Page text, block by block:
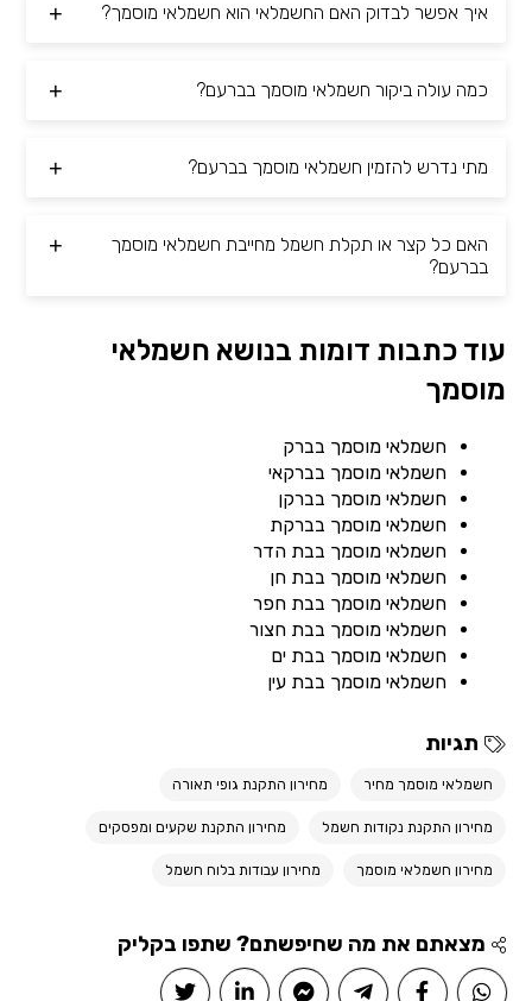
איך אפשר לבדוק האם החשמלאי הוא חשמלאי מוסמך?
כמה עולה ביקור חשמלאי מוסמך בברעם?
מתי נדרש להזמין חשמלאי מוסמך בברעם?
האם כל קצר או תקלת חשמל מחייבת חשמלאי מוסמך
בברעם?
עוד כתבות דומות בנושא חשמלאי
מוסמך
חשמלאי מוסמך בברק
חשמלאי מוסמך בברקאי
חשמלאי מוסמך בברקן
חשמלאי מוסמך בברקת
חשמלאי מוסמך בבת הדר
חשמלאי מוסמך בבת חן
חשמלאי מוסמך בבת חפר
חשמלאי מוסמך בבת חצור
חשמלאי מוסמך בבת ים
חשמלאי מוסמך בבת עין
תגיות
חשמלאי מוסמך מחיר מחירון התקנת גופי תאורה
מחירון התקנת נקודות חשמל מחירון התקנת שקעים ומפסקים
מחירון חשמלאי מוסמך מחירון עבודות בלוח חשמל
מצאתם את מה שחיפשתם? שתפו בקליק